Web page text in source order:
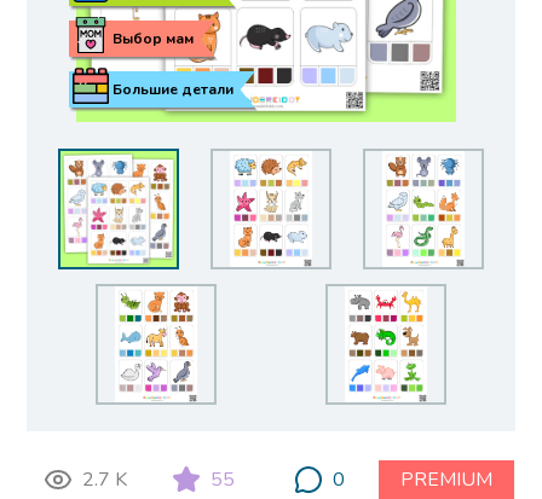
Большие детали
Выбор мам
2.7 K 55 0 PREMIUM